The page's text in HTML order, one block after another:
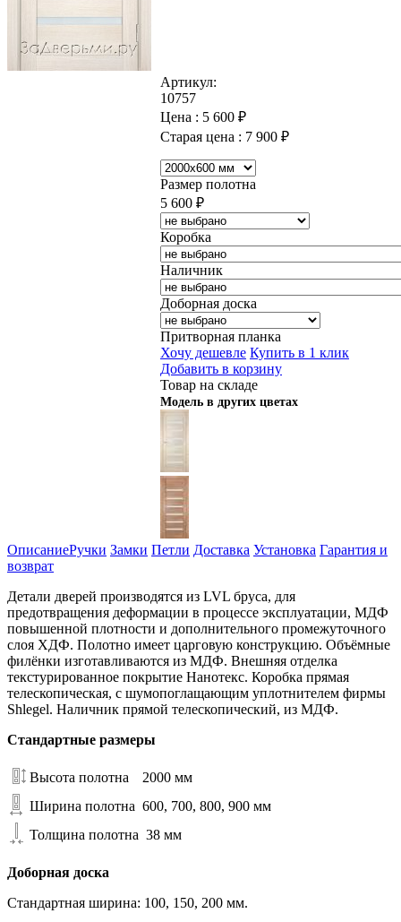
Артикул:
10757
Цена : 5 600 ₽
Старая цена : 7 900 ₽
Размер полотна
5 600 ₽
Коробка
Наличник
Доборная доска
Притворная планка
Хочу дешевле Купить в 1 клик
Добавить в корзину
Товар на складе
Модель в других цветах
ОписаниеРучки Замки Петли Доставка Установка Гарантия и
возврат
Детали дверей производятся из LVL бруса, для
предотвращения деформации в процессе эксплуатации, МДФ
повышенной плотности и дополнительного промежуточного
слоя ХДФ. Полотно имеет царговую конструкцию. Объёмные
филёнки изготавливаются из МДФ. Внешняя отделка
текстурированное покрытие Нанотекс. Коробка прямая
телескопическая, с шумопоглащающим уплотнителем фирмы
Shlegel. Наличник прямой телескопический, из МДФ.
Стандартные размеры
Высота полотна
2000 мм
Ширина полотна 600, 700, 800, 900 мм
Толщина полотна 38 мм
Доборная доска
Стандартная ширина: 100, 150, 200 мм.